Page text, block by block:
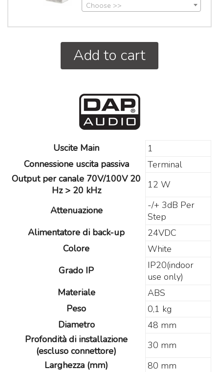
Choose >>
Add to cart
Uscite Main
1
Connessione uscita passiva
Terminal
Output per canale 70V/100V 20
Hz > 20 kHz
12 W
Attenuazione
-/+ 3dB Per
Step
Alimentatore di back-up
24VDC
Colore
White
Grado IP
IP20(indoor
use only)
Materiale
ABS
Peso
0,1 kg
Diametro
48 mm
Profondità di installazione
(escluso connettore)
30 mm
Larghezza (mm)
80 mm